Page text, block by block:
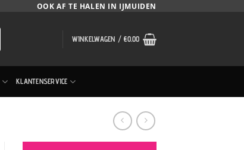
OOK AF TE HALEN IN IJMUIDEN
WINKELWAGEN /€0.00
KLANTENSERVICE